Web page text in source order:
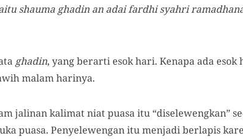
shauma ghadin an adai fardhi syahri
ghadin, yang berarti esok hari. Kenapa ada esok
malam harinya.
jalinan kalimat niat puasa itu “diselewengkan”
puasa. Penyelewengan itu menjadi berlapis